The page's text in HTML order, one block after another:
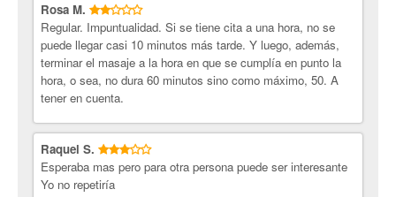
Rosa M.
Regular. Impuntualidad. Si se tiene cita a una hora, no se
puede llegar casi 10 minutos más tarde. Y luego, además,
terminar el masaje a la hora en que se cumplía en punto la
hora, o sea, no dura 60 minutos sino como máximo, 50. A
tener en cuenta.
Raquel S.
Esperaba mas pero para otra persona puede ser interesante
Yo no repetiría